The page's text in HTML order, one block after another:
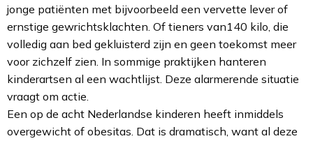
jonge patiënten met bijvoorbeeld een vervette lever of
ernstige gewrichtsklachten. Of tieners van140 kilo, die
volledig aan bed gekluisterd zijn en geen toekomst meer
voor zichzelf zien. In sommige praktijken hanteren
kinderartsen al een wachtlijst. Deze alarmerende situatie
vraagt om actie.
Een op de acht Nederlandse kinderen heeft inmiddels
overgewicht of obesitas. Dat is dramatisch, want al deze